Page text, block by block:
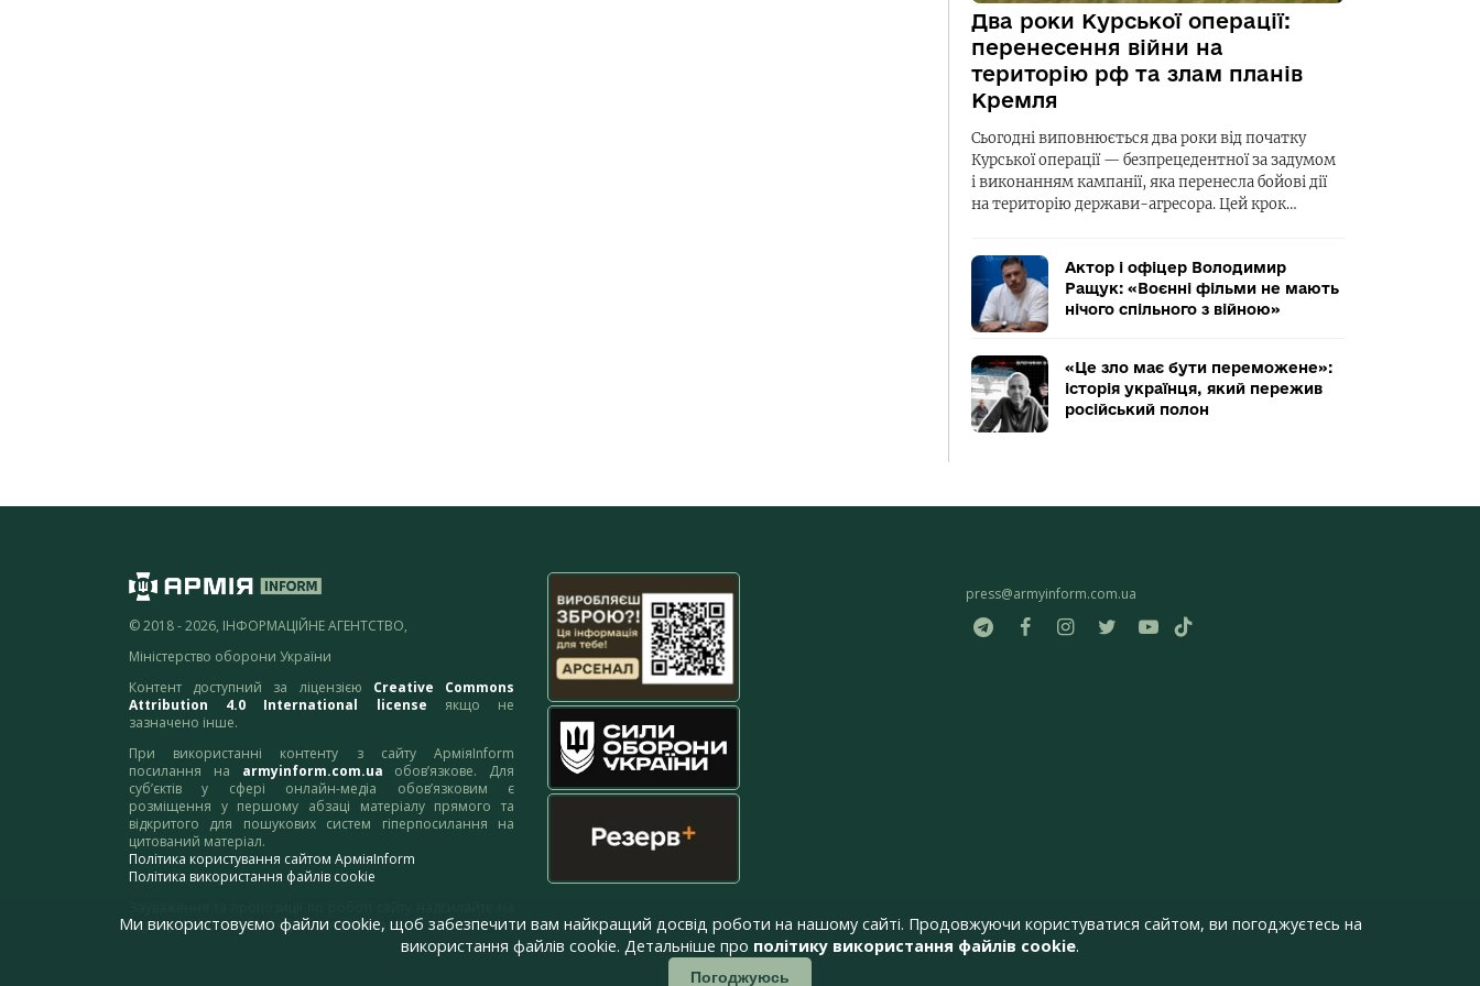
Два роки Курської операції:
перенесення війни на
територію рф та злам планів
Кремля
Сьогодні виповнюється два роки від початку
Курської операції — безпрецедентної за задумом
і виконанням кампанії, яка перенесла бойові дії
на територію держави-агресора. Цей крок…
Актор і офіцер Володимир
Ращук: «Воєнні фільми не мають
нічого спільного з війною»
«Це зло має бути переможене»:
історія українця, який пережив
російський полон
© 2018 - 2026, ІНФОРМАЦІЙНЕ АГЕНТСТВО,
Міністерство оборони України
Контент доступний за ліцензією Creative Commons
Attribution 4.0 International license якщо не
зазначено інше.
При використанні контенту з сайту АрміяInform
посилання на armyinform.com.ua обов’язкове. Для
суб’єктів у сфері онлайн-медіа обов’язковим є
розміщення у першому абзаці матеріалу прямого та
відкритого для пошукових систем гіперпосилання на
цитований матеріал.
Політика користування сайтом АрміяInform
Політика використання файлів cookie
адресу:webmaster@armyinform.com.ua
press@armyinform.com.ua
Ми використовуємо файли cookie, щоб забезпечити вам найкращий досвід роботи на нашому сайті. Продовжуючи користуватися сайтом, ви погоджуєтесь на
використання файлів cookie. Детальніше про політику використання файлів cookie.
Погоджуюсь